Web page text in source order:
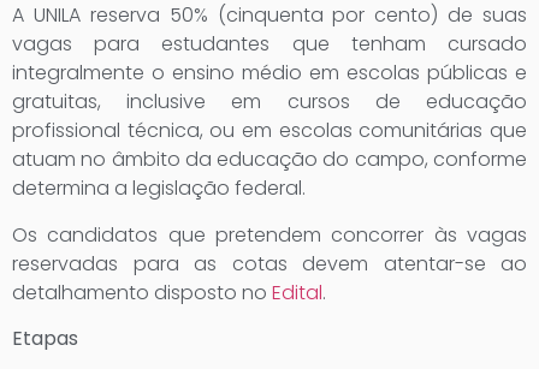
A UNILA reserva 50% (cinquenta por cento) de suas
vagas para estudantes que tenham cursado
integralmente o ensino médio em escolas públicas e
gratuitas, inclusive em cursos de educação
profissional técnica, ou em escolas comunitárias que
atuam no âmbito da educação do campo, conforme
determina a legislação federal.
Os candidatos que pretendem concorrer às vagas
reservadas para as cotas devem atentar-se ao
detalhamento disposto no Edital.
Etapas